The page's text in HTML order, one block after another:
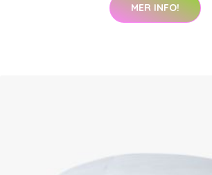
MER INFO!